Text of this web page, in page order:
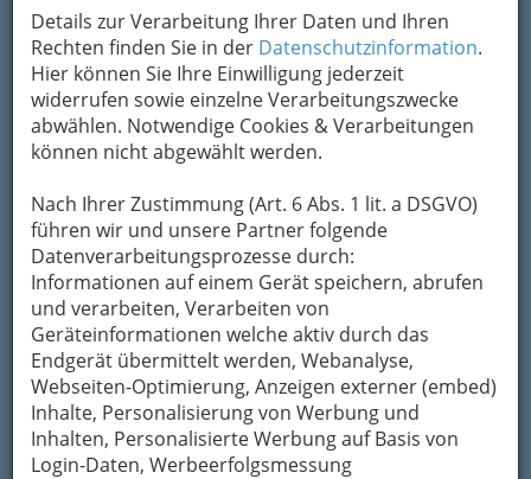
Details zur Verarbeitung Ihrer Daten und Ihren
Rechten finden Sie in der Datenschutzinformation.
Hier können Sie Ihre Einwilligung jederzeit
widerrufen sowie einzelne Verarbeitungszwecke
abwählen. Notwendige Cookies & Verarbeitungen
können nicht abgewählt werden.
Nach Ihrer Zustimmung (Art. 6 Abs. 1 lit. a DSGVO)
führen wir und unsere Partner folgende
Datenverarbeitungsprozesse durch:
Informationen auf einem Gerät speichern, abrufen
und verarbeiten, Verarbeiten von
Geräteinformationen welche aktiv durch das
Endgerät übermittelt werden, Webanalyse,
Webseiten-Optimierung, Anzeigen externer (embed)
Inhalte, Personalisierung von Werbung und
Inhalten, Personalisierte Werbung auf Basis von
Login-Daten, Werbeerfolgsmessung
E-Mail
Karte & Routenplaner
Eintrag ändern
Kategorien